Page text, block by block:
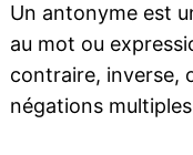
Un antonyme est
au mot ou
contraire, inverse,
négations